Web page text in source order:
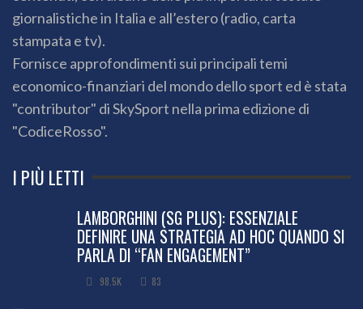
giornalistiche in Italia e all’estero (radio, carta
stampata e tv).
Fornisce approfondimenti sui principali temi
economico-finanziari del mondo dello sport ed è stata
"contributor" di SkySport nella prima edizione di
"CodiceRosso".
I PIÙ LETTI
LAMBORGHINI (SG PLUS): ESSENZIALE
DEFINIRE UNA STRATEGIA AD HOC QUANDO SI
PARLA DI “FAN ENGAGEMENT”
98.5K 83